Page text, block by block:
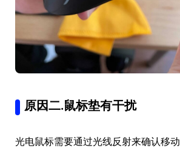
原因二.鼠标垫有干扰
光电鼠标需要通过光线反射来确认移